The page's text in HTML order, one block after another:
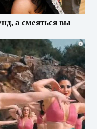
а смеяться вы
i